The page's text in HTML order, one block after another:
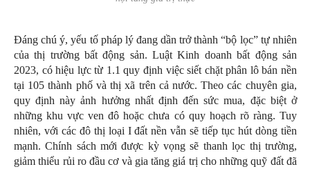
Đáng chú ý, yếu tố pháp lý đang dần trở thành “bộ lọc” tự nhiên
của thị trường bất động sản. Luật Kinh doanh bất động sản
2023, có hiệu lực từ 1.1 quy định việc siết chặt phân lô bán nền
tại 105 thành phố và thị xã trên cả nước. Theo các chuyên gia,
quy định này ảnh hưởng nhất định đến sức mua, đặc biệt ở
những khu vực ven đô hoặc chưa có quy hoạch rõ ràng. Tuy
nhiên, với các đô thị loại I đất nền vẫn sẽ tiếp tục hút dòng tiền
mạnh. Chính sách mới được kỳ vọng sẽ thanh lọc thị trường,
giảm thiểu rủi ro đầu cơ và gia tăng giá trị cho những quỹ đất đã